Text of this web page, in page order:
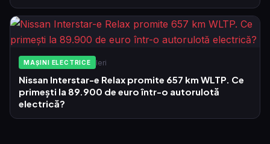
MAȘINI ELECTRICE Ieri
Nissan Interstar-e Relax promite 657 km WLTP. Ce
primești la 89.900 de euro într-o autorulotă
electrică?